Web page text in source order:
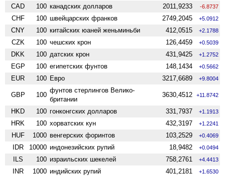
CAD 100 канадских долларов 2011,9233 -6.8737
CHF 100 швейцарских франков 2749,2045 +5.0912
CNY 100 китайских юаней женьминьби 412,0515 +2.1788
CZK 100 чешских крон 126,4459 +0.5039
DKK 100 датских крон 431,9425 +1.2752
EGP 100 египетских фунтов 148,1434 +0.5662
EUR 100 Евро 3217,6689 +9.8004
GBP 100
фунтов стерлингов Велико­
британии
3630,4512 +11.8742
HKD 100 гонконгских долларов 331,7937 +1.1913
HRK 100 хорватских кун 432,3197 +1.2241
HUF 1000 венгерских форинтов 103,2529 +0.4069
IDR 10000 индонезийских рупий 18,9482 +0.0494
ILS 100 израильских шекелей 758,2761 +4.4413
INR 1000 индийских рупий 401,2181 +1.6530